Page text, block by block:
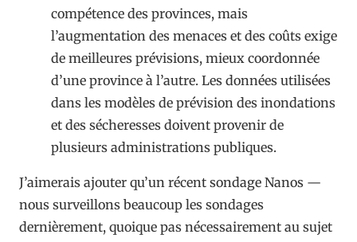
compétence des provinces, mais
l’augmentation des menaces et des coûts exige
de meilleures prévisions, mieux coordonnée
d’une province à l’autre. Les données utilisées
dans les modèles de prévision des inondations
et des sécheresses doivent provenir de
plusieurs administrations publiques.
J’aimerais ajouter qu’un récent sondage Nanos —
nous surveillons beaucoup les sondages
dernièrement, quoique pas nécessairement au sujet